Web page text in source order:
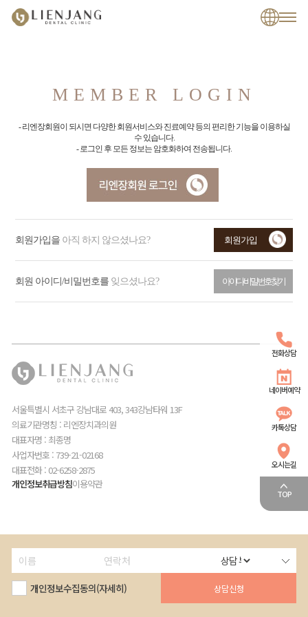
전화상담
네이버예약
카톡상담
오시는길
TOP
개인정보수집동의(자세히)
회원가입
MEMBER LOGIN
- 리엔장회원이 되시면 다양한 회원서비스와 진료예약 등의 편리한 기능을 이용하실
수 있습니다.
- 로그인 후 모든 정보는 암호화하여 전송됩니다.
회원가입을 아직 하지 않으셨나요? 회원가입
회원 아이디/비밀번호를 잊으셨나요? 아이디/비밀번호 찾기
서울특별시 서초구 강남대로 403, 343강남타워 13F
의료기관명칭 : 리엔장치과의원
대표자명 : 최종명
사업자번호 : 739-21-02168
대표전화 : 02-6258-2875
개인정보취급방침이용약관